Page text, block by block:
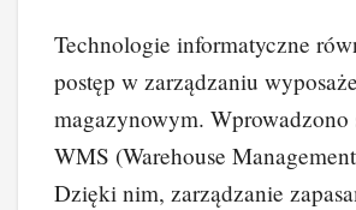
Technologie informatyczne
postęp w zarządzaniu
magazynowym. Wprowadzono
WMS (Warehouse
Dzięki nim, zarządzanie